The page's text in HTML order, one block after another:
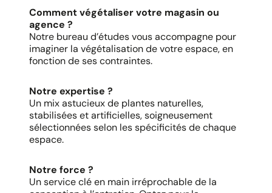
Comment végétaliser votre magasin ou
agence ?
Notre bureau d’études vous accompagne pour
imaginer la végétalisation de votre espace, en
fonction de ses contraintes.
Notre expertise ?
Un mix astucieux de plantes naturelles,
stabilisées et artificielles, soigneusement
sélectionnées selon les spécificités de chaque
espace.
Notre force ?
Un service clé en main irréprochable de la